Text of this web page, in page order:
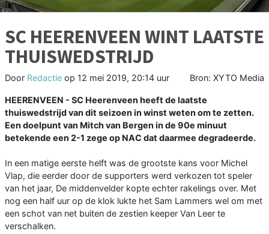
SC HEERENVEEN WINT LAATSTE
THUISWEDSTRIJD
Door Redactie op 12 mei 2019, 20:14 uur Bron: XYTO Media
HEERENVEEN - SC Heerenveen heeft de laatste
thuiswedstrijd van dit seizoen in winst weten om te zetten.
Een doelpunt van Mitch van Bergen in de 90e minuut
betekende een 2-1 zege op NAC dat daarmee degradeerde.
In een matige eerste helft was de grootste kans voor Michel
Vlap, die eerder door de supporters werd verkozen tot speler
van het jaar, De middenvelder kopte echter rakelings over. Met
nog een half uur op de klok lukte het Sam Lammers wel om met
een schot van net buiten de zestien keeper Van Leer te
verschalken.